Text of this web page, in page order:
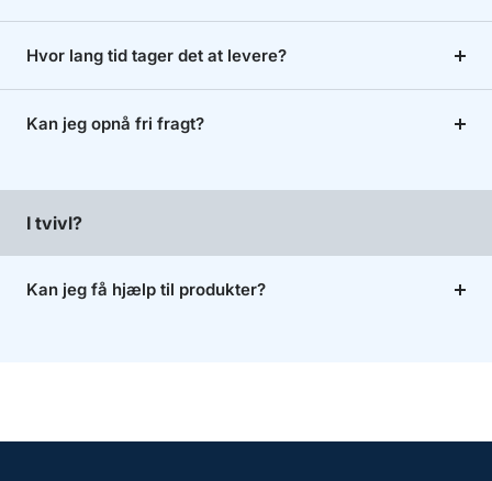
Hvor lang tid tager det at levere?
Kan jeg opnå fri fragt?
I tvivl?
Kan jeg få hjælp til produkter?